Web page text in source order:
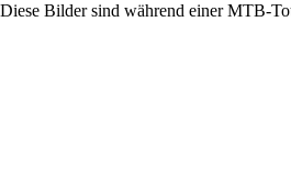
Diese Bilder sind während einer MTB-